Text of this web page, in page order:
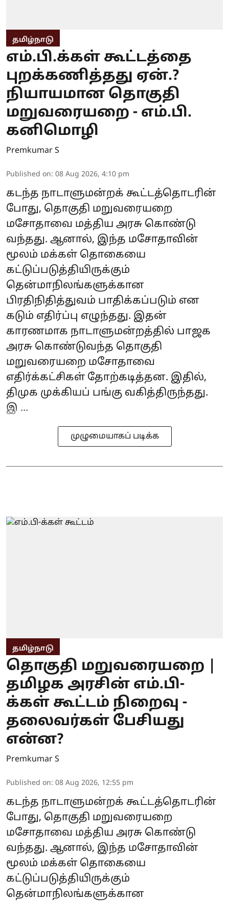
தமிழ்நாடு
எம்.பி.க்கள் கூட்டத்தை
புறக்கணித்தது ஏன்.?
நியாயமான தொகுதி
மறுவரையறை - எம்.பி.
கனிமொழி
Premkumar S
Published on: 08 Aug 2026, 4:10 pm
கடந்த நாடாளுமன்றக் கூட்டத்தொடரின்
போது, தொகுதி மறுவரையறை
மசோதாவை மத்திய அரசு கொண்டு
வந்தது. ஆனால், இந்த மசோதாவின்
மூலம் மக்கள் தொகையை
கட்டுப்படுத்தியிருக்கும்
தென்மாநிலங்களுக்கான
பிரதிநிதித்துவம் பாதிக்கப்படும் என
கடும் எதிர்ப்பு எழுந்தது. இதன்
காரணமாக நாடாளுமன்றத்தில் பாஜக
அரசு கொண்டுவந்த தொகுதி
மறுவரையறை மசோதாவை
எதிர்க்கட்சிகள் தோற்கடித்தன. இதில்,
திமுக முக்கியப் பங்கு வகித்திருந்தது.
இ ...
முழுமையாகப் படிக்க
தமிழ்நாடு
தொகுதி மறுவரையறை |
தமிழக அரசின் எம்.பி-
க்கள் கூட்டம் நிறைவு -
தலைவர்கள் பேசியது
என்ன?
Premkumar S
Published on: 08 Aug 2026, 12:55 pm
கடந்த நாடாளுமன்றக் கூட்டத்தொடரின்
போது, தொகுதி மறுவரையறை
மசோதாவை மத்திய அரசு கொண்டு
வந்தது. ஆனால், இந்த மசோதாவின்
மூலம் மக்கள் தொகையை
கட்டுப்படுத்தியிருக்கும்
தென்மாநிலங்களுக்கான